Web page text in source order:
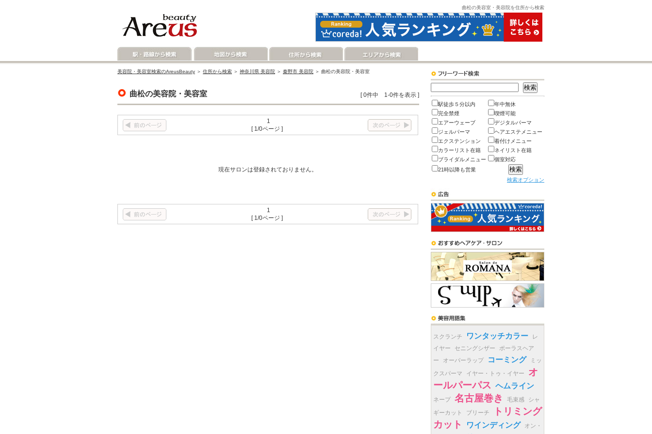
曲松の美容室・美容院を住所から検索
美容院・美容室検索のAreusBeauty ＞ 住所から検索 ＞ 神奈川県 美容院 ＞ 秦野市 美容院 ＞ 曲松の美容院・美容室
曲松の美容院・美容室 [ 0件中 1-0件を表示 ]
1
[ 1/0ページ ]
現在サロンは登録されておりません。
1
[ 1/0ページ ]
駅徒歩５分以内
年中無休
完全禁煙
喫煙可能
エアーウェーブ
デジタルパーマ
ジェルパーマ
ヘアエステメニュー
エクステンション
着付けメニュー
カラーリスト在籍
ネイリスト在籍
ブライダルメニュー
個室対応
21時以降も営業
検索オプション
スクランチ ワンタッチカラー
レ
イヤー
セニングシザー
ポーラスヘア
ー
オーバーラップ コーミング
ミッ
クスパーマ
イヤー・トゥ・イヤー
オ
ールパーパス ヘムライン
ネープ 名古屋巻き 毛束感
シャ
ギーカット
ブリーチ
トリミング
カット
ワインディング オン・